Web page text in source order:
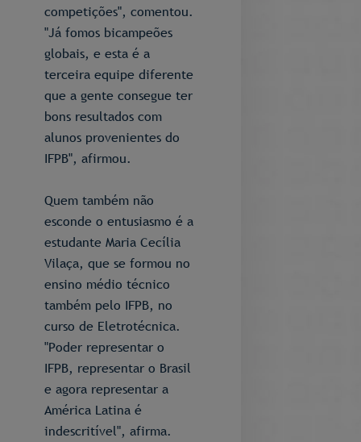
competições", comentou.
"Já fomos bicampeões
globais, e esta é a
terceira equipe diferente
que a gente consegue ter
bons resultados com
alunos provenientes do
IFPB", afirmou.
Quem também não
esconde o entusiasmo é a
estudante Maria Cecília
Vilaça, que se formou no
ensino médio técnico
também pelo IFPB, no
curso de Eletrotécnica.
"Poder representar o
IFPB, representar o Brasil
e agora representar a
América Latina é
indescritível", afirma.